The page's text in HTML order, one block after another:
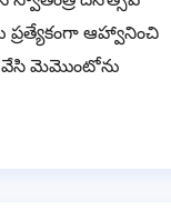
ప్రత్యేకంగా ఆహ్వానించి
వేసి మెమొంటోను